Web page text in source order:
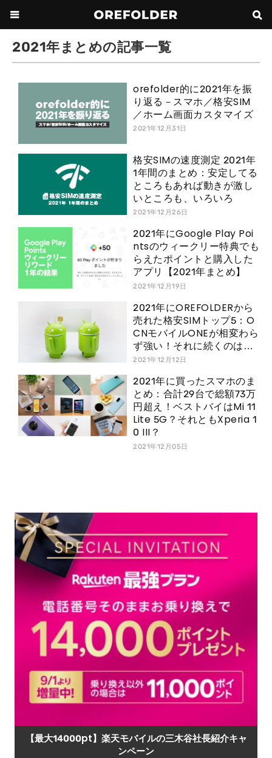
2021年まとめの記事一覧
orefolder的に2021年を振
り返る－スマホ／格安SIM
／ホーム画面カスタマイズ
2021年12月31日
格安SIMの速度測定 2021年
1年間のまとめ：安定してる
ところもあれば動きが激し
いところも、いろいろ
2021年12月26日
2021年にGoogle Play Poi
ntsのウィークリー特典でも
らえたポイントと購入した
アプリ【2021年まとめ】
2021年12月19日
2021年にOREFOLDERから
売れた格安SIMトップ5：O
CNモバイルONEが相変わら
ず強い！それに続くのは…
2021年12月12日
2021年に買ったスマホのま
とめ：合計29台で総額73万
円超え！ベストバイはMi 11
Lite 5G？それともXperia 1
0 III？
2021年12月05日
【最大14000pt】楽天モバイルの三木谷社長紹介キャ
ンペーン